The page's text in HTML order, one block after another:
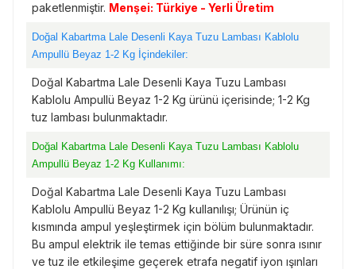
paketlenmiştir. Menşei: Türkiye - Yerli Üretim
Doğal Kabartma Lale Desenli Kaya Tuzu Lambası Kablolu
Ampullü Beyaz 1-2 Kg İçindekiler:
Doğal Kabartma Lale Desenli Kaya Tuzu Lambası
Kablolu Ampullü Beyaz 1-2 Kg ürünü içerisinde; 1-2 Kg
tuz lambası bulunmaktadır.
Doğal Kabartma Lale Desenli Kaya Tuzu Lambası Kablolu
Ampullü Beyaz 1-2 Kg Kullanımı:
Doğal Kabartma Lale Desenli Kaya Tuzu Lambası
Kablolu Ampullü Beyaz 1-2 Kg kullanılışı; Ürünün iç
kısmında ampul yeşleştirmek için bölüm bulunmaktadır.
Bu ampul elektrik ile temas ettiğinde bir süre sonra ısınır
ve tuz ile etkileşime geçerek etrafa negatif iyon ışınları